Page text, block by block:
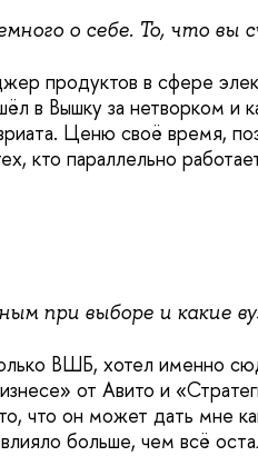
о себе. То, что вы
продуктов в сфере
в Вышку за нетворком и
Ценю своё время,
кто параллельно
при выборе и какие
ВШБ, хотел именно
от Авито и
что он может дать мне
больше, чем всё